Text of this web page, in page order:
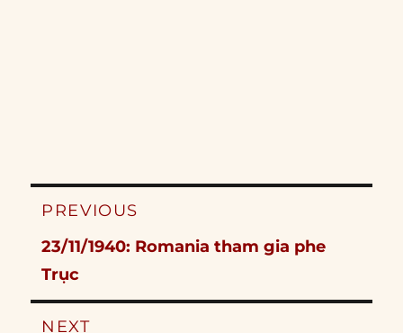
Post
PREVIOUS
Previous
post:
23/11/1940: Romania tham gia phe
Trục
NEXT